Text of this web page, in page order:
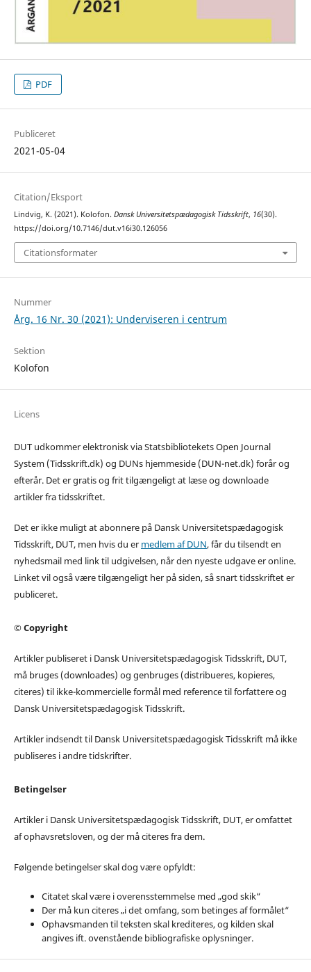
PDF
Publiceret
2021-05-04
Citation/Eksport
Lindvig, K. (2021). Kolofon. Dansk Universitetspædagogisk Tidsskrift, 16(30).
https://doi.org/10.7146/dut.v16i30.126056
Citationsformater
Nummer
Årg. 16 Nr. 30 (2021): Underviseren i centrum
Sektion
Kolofon
Licens
DUT udkommer elektronisk via Statsbibliotekets Open Journal
System (Tidsskrift.dk) og DUNs hjemmeside (DUN-net.dk) forår og
efterår. Det er gratis og frit tilgængeligt at læse og downloade
artikler fra tidsskriftet.
Det er ikke muligt at abonnere på Dansk Universitetspædagogisk
Tidsskrift, DUT, men hvis du er medlem af DUN, får du tilsendt en
nyhedsmail med link til udgivelsen, når den nyeste udgave er online.
Linket vil også være tilgængeligt her på siden, så snart tidsskriftet er
publiceret.
© Copyright
Artikler publiseret i Dansk Universitetspædagogisk Tidsskrift, DUT,
må bruges (downloades) og genbruges (distribueres, kopieres,
citeres) til ikke-kommercielle formål med reference til forfattere og
Dansk Universitetspædagogisk Tidsskrift.
Artikler indsendt til Dansk Universitetspædagogisk Tidsskrift må ikke
publiseres i andre tidskrifter.
Betingelser
Artikler i Dansk Universitetspædagogisk Tidsskrift, DUT, er omfattet
af ophavsretsloven, og der må citeres fra dem.
Følgende betingelser skal dog være opfyldt:
Citatet skal være i overensstemmelse med „god skik“
Der må kun citeres „i det omfang, som betinges af formålet“
Ophavsmanden til teksten skal krediteres, og kilden skal
angives ift. ovenstående bibliografiske oplysninger.